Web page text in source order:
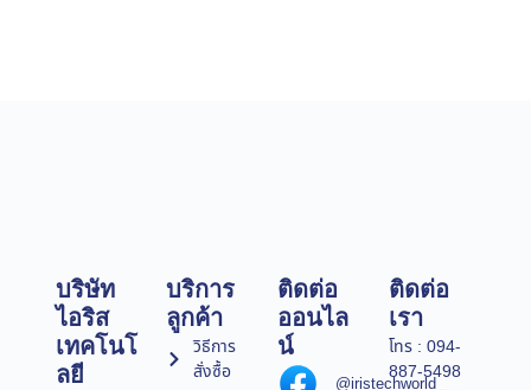
บริษัท
ไอริส
เทคโนโ
ลยี
บริการ
ลูกค้า
วิธีการ
สั่งซื้อ
ติดต่อ
ออนไล
น์
@iristechworld
ติดต่อ
เรา
โทร : 094-
887-5498